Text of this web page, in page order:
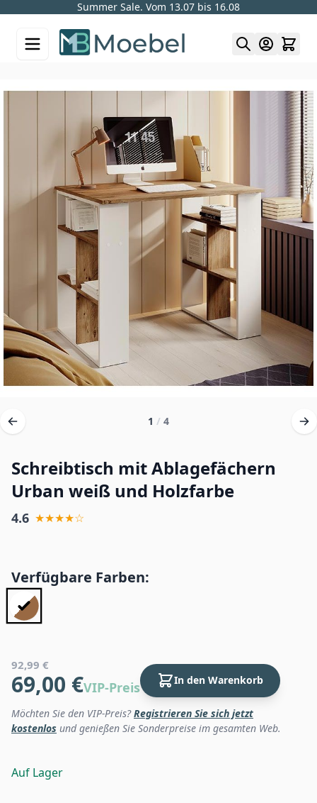
Summer Sale. Vom 13.07 bis 16.08
1 / 4
Schreibtisch mit Ablagefächern
Urban weiß und Holzfarbe
4.6 ★★★★☆
Verfügbare Farben:
92,99 €
69,00 €VIP-Preis In den Warenkorb
Möchten Sie den VIP-Preis?Registrieren Sie sich jetzt
kostenlos und genießen Sie Sonderpreise im gesamten Web.
Auf Lager